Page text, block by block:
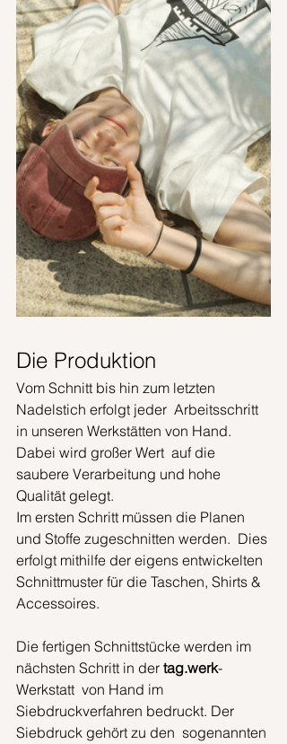
Die Produktion
Vom Schnitt bis hin zum letzten
Nadelstich erfolgt jeder  Arbeitsschritt
in unseren Werkstätten von Hand.
Dabei wird großer Wert  auf die
saubere Verarbeitung und hohe
Qualität gelegt.
Im ersten Schritt müssen die Planen
und Stoffe zugeschnitten werden.  Dies
erfolgt mithilfe der eigens entwickelten
Schnittmuster für die Taschen, Shirts &
Accessoires.
Die fertigen Schnittstücke werden im
nächsten Schritt in der tag.werk-
Werkstatt  von Hand im
Siebdruckverfahren bedruckt. Der
Siebdruck gehört zu den  sogenannten